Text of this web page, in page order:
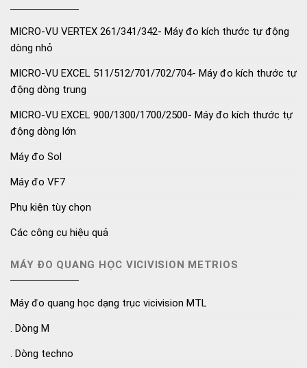
MICRO-VU VERTEX 261/341/342- Máy đo kích thước tự động
dòng nhỏ
MICRO-VU EXCEL 511/512/701/702/704- Máy đo kích thước tự
động dòng trung
MICRO-VU EXCEL 900/1300/1700/2500- Máy đo kích thước tự
động dòng lớn
Máy đo Sol
Máy đo VF7
Phụ kiện tùy chọn
Các công cụ hiệu quả
MÁY ĐO QUANG HỌC VICIVISION METRIOS
Máy đo quang học dạng trục vicivision MTL
. Dòng M
. Dòng techno